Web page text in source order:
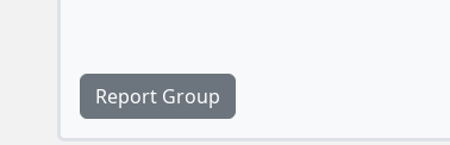
Report Group